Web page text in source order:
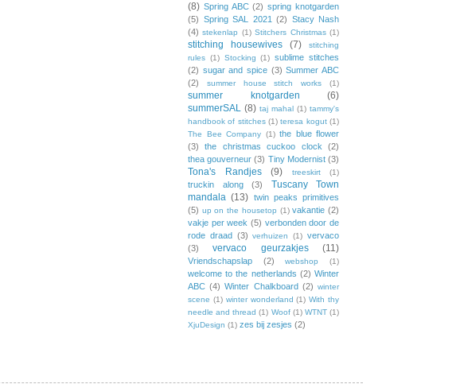
(8) Spring ABC (2) spring knotgarden
(5) Spring SAL 2021 (2) Stacy Nash
(4) stekenlap (1) Stitchers Christmas (1)
stitching housewives (7)
stitching
rules (1) Stocking (1) sublime stitches
(2) sugar and spice (3) Summer ABC
(2)
summer house stitch works (1)
summer knotgarden
(6)
summerSAL (8) taj mahal (1) tammy's
handbook of stitches (1) teresa kogut (1)
The Bee Company (1) the blue flower
(3)
the christmas cuckoo clock
(2)
thea gouverneur (3) Tiny Modernist (3)
Tona's Randjes (9) treeskirt (1)
truckin along (3)
Tuscany Town
mandala (13) twin peaks primitives
(5) up on the housetop (1) vakantie (2)
vakje per week (5) verbonden door de
rode draad (3) verhuizen (1) vervaco
(3)
vervaco geurzakjes (11)
Vriendschapslap (2) webshop (1)
welcome to the netherlands (2) Winter
ABC (4) Winter Chalkboard (2) winter
scene (1) winter wonderland (1) With thy
needle and thread (1) Woof (1) WTNT (1)
XjuDesign (1) zes bij zesjes (2)